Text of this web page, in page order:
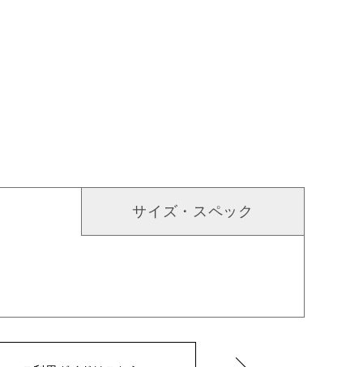
サイズ・スペック